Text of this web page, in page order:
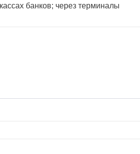
банков; через терминалы